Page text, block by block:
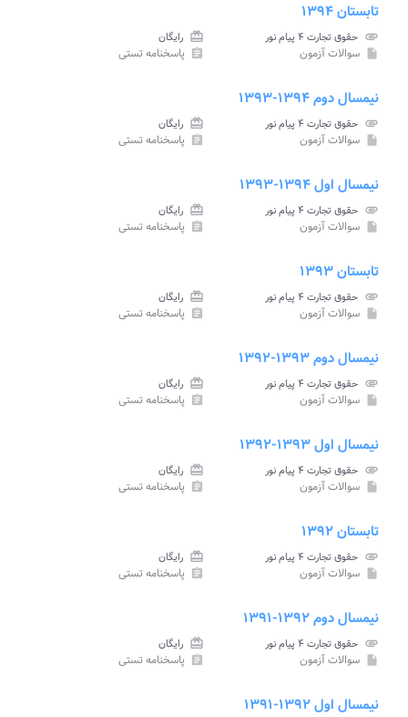
تابستان ۱۳۹۴
attachment حقوق تجارت ۴ پیام نور card_giftcard رایگان
insert_drive_file سوالات آزمون assignment پاسخنامه تستی
نیمسال دوم ۱۳۹۴-۱۳۹۳
attachment حقوق تجارت ۴ پیام نور card_giftcard رایگان
insert_drive_file سوالات آزمون assignment پاسخنامه تستی
نیمسال اول ۱۳۹۴-۱۳۹۳
attachment حقوق تجارت ۴ پیام نور card_giftcard رایگان
insert_drive_file سوالات آزمون assignment پاسخنامه تستی
تابستان ۱۳۹۳
attachment حقوق تجارت ۴ پیام نور card_giftcard رایگان
insert_drive_file سوالات آزمون assignment پاسخنامه تستی
نیمسال دوم ۱۳۹۳-۱۳۹۲
attachment حقوق تجارت ۴ پیام نور card_giftcard رایگان
insert_drive_file سوالات آزمون assignment پاسخنامه تستی
نیمسال اول ۱۳۹۳-۱۳۹۲
attachment حقوق تجارت ۴ پیام نور card_giftcard رایگان
insert_drive_file سوالات آزمون assignment پاسخنامه تستی
تابستان ۱۳۹۲
attachment حقوق تجارت ۴ پیام نور card_giftcard رایگان
insert_drive_file سوالات آزمون assignment پاسخنامه تستی
نیمسال دوم ۱۳۹۲-۱۳۹۱
attachment حقوق تجارت ۴ پیام نور card_giftcard رایگان
insert_drive_file سوالات آزمون assignment پاسخنامه تستی
نیمسال اول ۱۳۹۲-۱۳۹۱